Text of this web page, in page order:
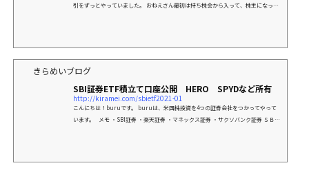
引をずっとやっていました。 おねえさん最初は持ち株会から入って、株主になった
きらめいブログ
SBI証券ETF積立て口座公開 HERO SPYDなど所有
http://kiramei.com/sbietf2021-01
こんにちは！buruです。 buruは、米国株投資を4つの証券会社をつかってやって
います。 メモ ・SBI証券 ・楽天証券 ・マネックス証券 ・サクソバンク証券 ＳＢＩ